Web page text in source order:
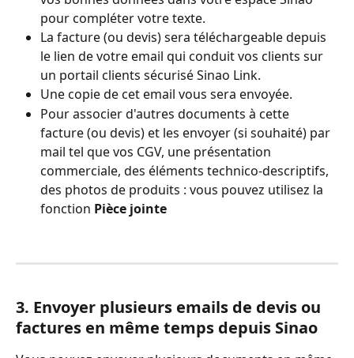
pour compléter votre texte.
La facture (ou devis) sera téléchargeable depuis
le lien de votre email qui conduit vos clients sur
un portail clients sécurisé Sinao Link.
Une copie de cet email vous sera envoyée.
Pour associer d'autres documents à cette
facture (ou devis) et les envoyer (si souhaité) par
mail tel que vos CGV, une présentation
commerciale, des éléments technico-descriptifs,
des photos de produits : vous pouvez utilisez la
fonction Pièce jointe
3. Envoyer plusieurs emails de devis ou
factures en même temps depuis Sinao